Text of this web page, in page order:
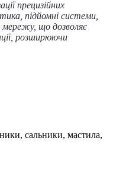
прецизійних
підйомні системи,
мережу, що дозволяє
розширюючи
сальники, мастила,